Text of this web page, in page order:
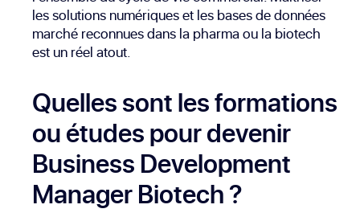
les solutions numériques et les bases de données
marché reconnues dans la pharma ou la biotech
est un réel atout.
Quelles sont les formations
ou études pour devenir
Business Development
Manager Biotech ?